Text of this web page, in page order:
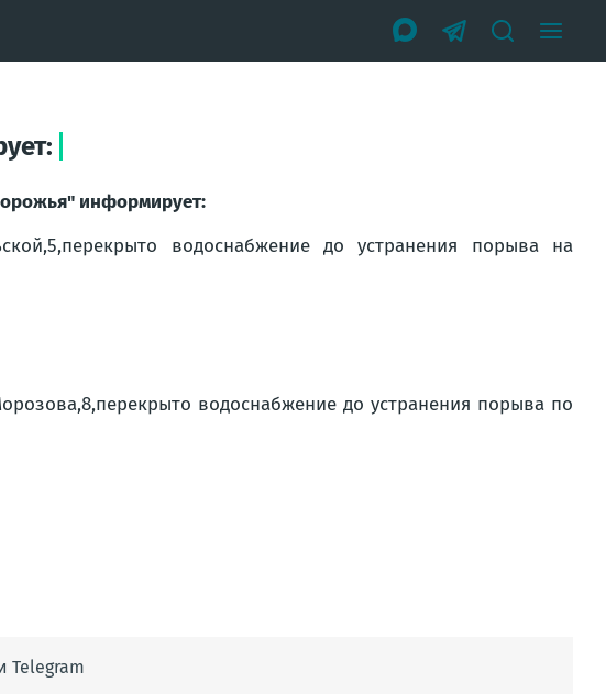
информирует:
водоснабжение до устранения порыва на
водоснабжение до устранения порыва по
Telegram